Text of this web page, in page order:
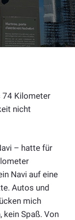
74 Kilometer
nicht
– hatte für
Navi auf eine
Autos und
mich
kein Spaß. Von